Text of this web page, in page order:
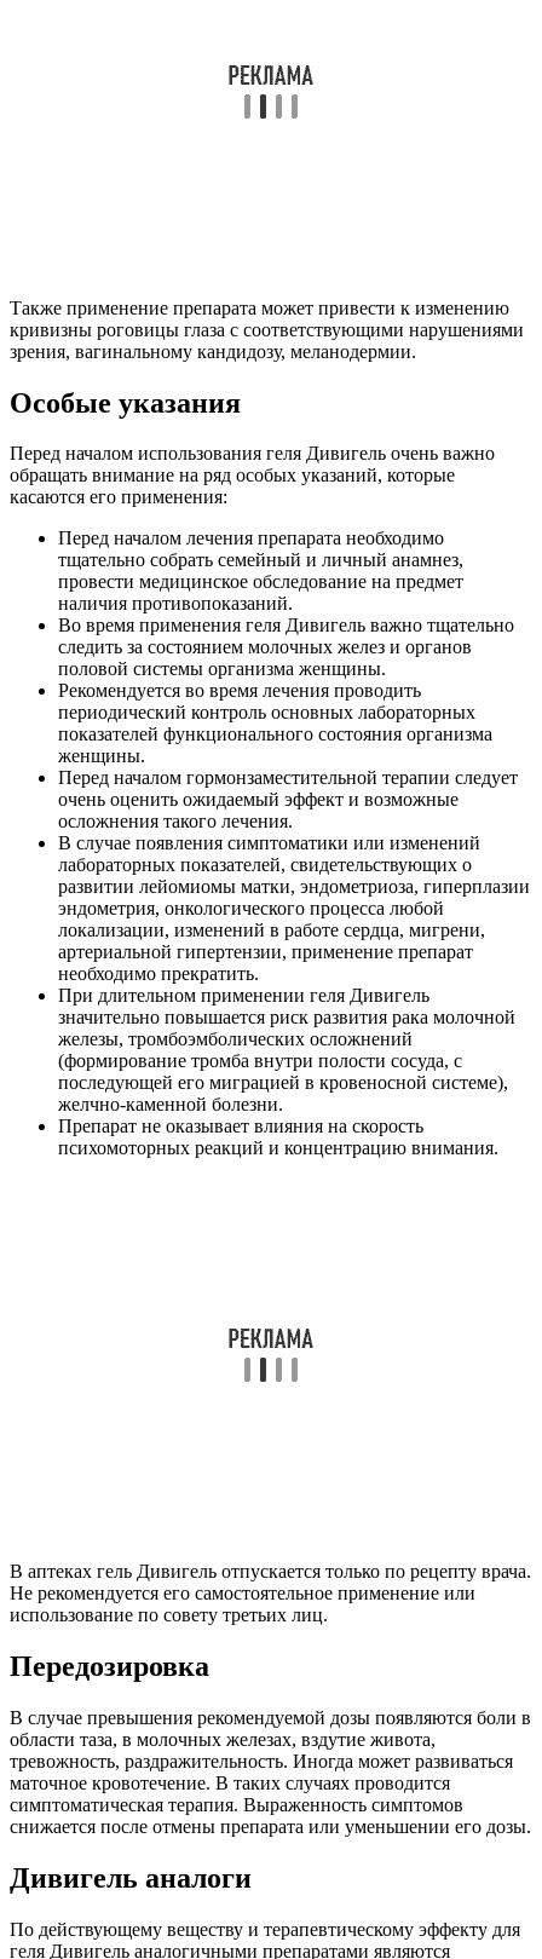
Также применение препарата может привести к изменению
кривизны роговицы глаза с соответствующими нарушениями
зрения, вагинальному кандидозу, меланодермии.
Особые указания
Перед началом использования геля Дивигель очень важно
обращать внимание на ряд особых указаний, которые
касаются его применения:
Перед началом лечения препарата необходимо
тщательно собрать семейный и личный анамнез,
провести медицинское обследование на предмет
наличия противопоказаний.
Во время применения геля Дивигель важно тщательно
следить за состоянием молочных желез и органов
половой системы организма женщины.
Рекомендуется во время лечения проводить
периодический контроль основных лабораторных
показателей функционального состояния организма
женщины.
Перед началом гормонзаместительной терапии следует
очень оценить ожидаемый эффект и возможные
осложнения такого лечения.
В случае появления симптоматики или изменений
лабораторных показателей, свидетельствующих о
развитии лейомиомы матки, эндометриоза, гиперплазии
эндометрия, онкологического процесса любой
локализации, изменений в работе сердца, мигрени,
артериальной гипертензии, применение препарат
необходимо прекратить.
При длительном применении геля Дивигель
значительно повышается риск развития рака молочной
железы, тромбоэмболических осложнений
(формирование тромба внутри полости сосуда, с
последующей его миграцией в кровеносной системе),
желчно-каменной болезни.
Препарат не оказывает влияния на скорость
психомоторных реакций и концентрацию внимания.
В аптеках гель Дивигель отпускается только по рецепту врача.
Не рекомендуется его самостоятельное применение или
использование по совету третьих лиц.
Передозировка
В случае превышения рекомендуемой дозы появляются боли в
области таза, в молочных железах, вздутие живота,
тревожность, раздражительность. Иногда может развиваться
маточное кровотечение. В таких случаях проводится
симптоматическая терапия. Выраженность симптомов
снижается после отмены препарата или уменьшении его дозы.
Дивигель аналоги
По действующему веществу и терапевтическому эффекту для
геля Дивигель аналогичными препаратами являются